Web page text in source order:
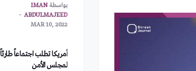
بواسطةIMAN
ABDULMAJEED
MAR 10, 2022
أمريكا تطلب اجتماعاً طارئاً
لمجلس الأمن